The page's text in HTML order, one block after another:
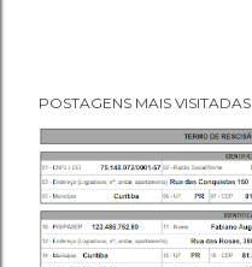
POSTAGENS MAIS VISITADAS